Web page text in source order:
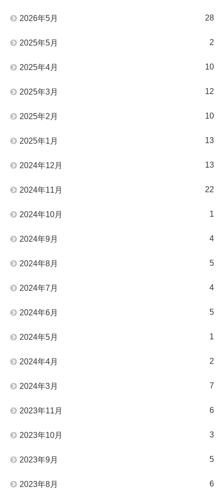
2026年5月 28
2025年5月 2
2025年4月 10
2025年3月 12
2025年2月 10
2025年1月 13
2024年12月 13
2024年11月 22
2024年10月 1
2024年9月 4
2024年8月 5
2024年7月 4
2024年6月 5
2024年5月 1
2024年4月 2
2024年3月 7
2023年11月 6
2023年10月 3
2023年9月 5
2023年8月 6